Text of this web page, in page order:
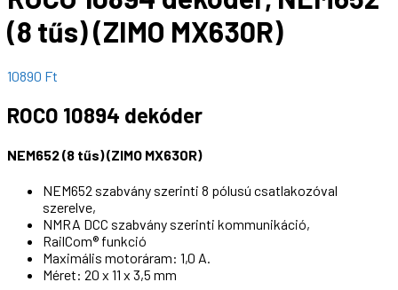
(8 tűs) (ZIMO MX630R)
10890 Ft
ROCO 10894 dekóder
NEM652 (8 tűs) (ZIMO MX630R)
NEM652 szabvány szerinti 8 pólusú csatlakozóval
szerelve,
NMRA DCC szabvány szerinti kommunikáció,
RailCom® funkció
Maximális motoráram: 1,0 A.
Méret: 20 x 11 x 3,5 mm